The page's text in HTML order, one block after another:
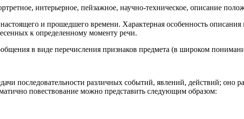
интерьерное, пейзажное, научно-техническое, описание
и прошедшего времени. Характерная особенность
к определенному моменту речи.
в виде перечисления признаков предмета (в широком
последовательности различных событий, явлений, действий; оно
повествование можно представить следующим образом: